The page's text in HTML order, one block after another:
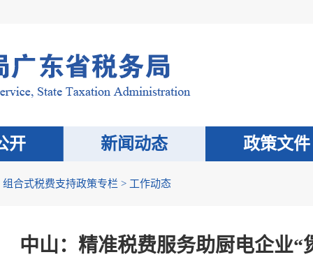
开 新闻动态 政策文件
组合式税费支持政策专栏 > 工作动态
中山：精准税费服务助厨电企业“